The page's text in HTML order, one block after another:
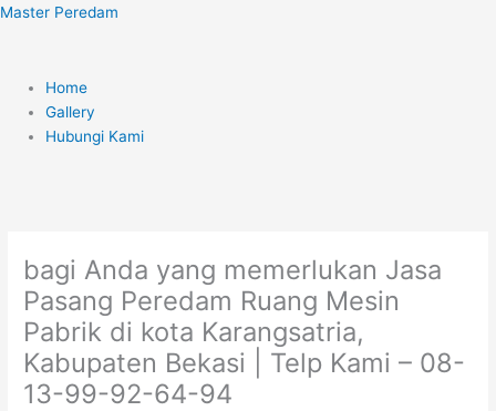
Skip
Master Peredam
Menu
Home
Gallery
Hubungi Kami
bagi Anda yang memerlukan Jasa
Pasang Peredam Ruang Mesin
Pabrik di kota Karangsatria,
Kabupaten Bekasi | Telp Kami – 08-
13-99-92-64-94